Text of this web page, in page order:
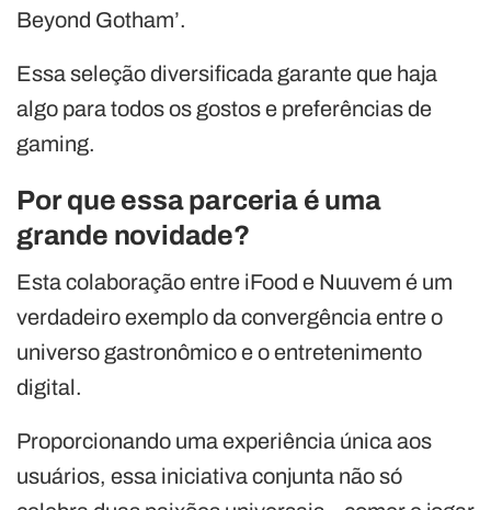
Beyond Gotham’.
Essa seleção diversificada garante que haja
algo para todos os gostos e preferências de
gaming.
Por que essa parceria é uma
grande novidade?
Esta colaboração entre iFood e Nuuvem é um
verdadeiro exemplo da convergência entre o
universo gastronômico e o entretenimento
digital.
Proporcionando uma experiência única aos
usuários, essa iniciativa conjunta não só